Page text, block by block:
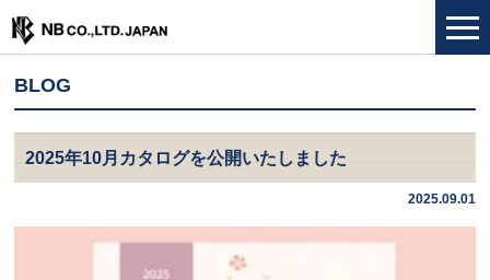
BLOG
2025年10月カタログを公開いたしました
2025.09.01